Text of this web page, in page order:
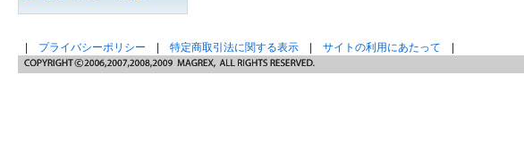
プライバシーポリシー 特定商取引法に関する表示 サイトの利用にあたって